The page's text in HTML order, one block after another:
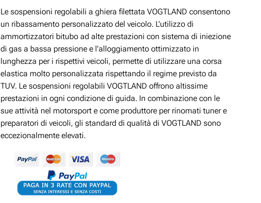
Le sospensioni regolabili a ghiera filettata VOGTLAND consentono
un ribassamento personalizzato del veicolo. L'utilizzo di
ammortizzatori bitubo ad alte prestazioni con sistema di iniezione
di gas a bassa pressione e l'alloggiamento ottimizzato in
lunghezza per i rispettivi veicoli, permette di utilizzare una corsa
elastica molto personalizzata rispettando il regime previsto da
TUV. Le sospensioni regolabili VOGTLAND offrono altissime
prestazioni in ogni condizione di guida. In combinazione con le
sue attività nel motorsport e come produttore per rinomati tuner e
preparatori di veicoli, gli standard di qualità di VOGTLAND sono
eccezionalmente elevati.